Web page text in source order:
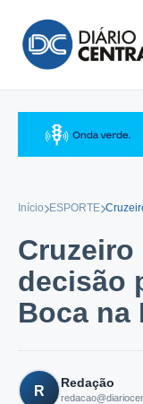
conteúdo
Início ESPORTE
decisão
Boca na
R
Redação